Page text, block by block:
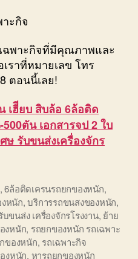
ะกิจ
ฉพาะกิจที่มีคุณภาพและ
ราที่หมายเลข โทร
ตอนนี้เลย!
เฮีียบ สิบล้อ 6ล้อติด
ตัน เอกสารจป 2 ใบ
ษ รับขนส่งเครื่องจักร
,6ล้อติดเครนรถยกของหนัก,
หนัก,บริการรถขนสงของหนัก,
ขนส่ง เครื่องจักรโรงงาน, ย้าย
งหนัก, รถยกของหนัก รถเฉพาะ
ของหนัก, รถเฉพาะกิจ
งหนัก, หารถยกของหนัก